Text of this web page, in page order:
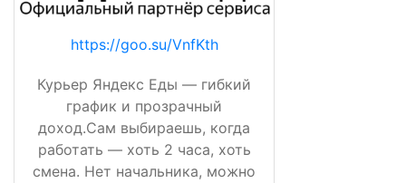
https://goo.su/VnfKth
Курьер Яндекс Еды — гибкий
график и прозрачный
доход.Сам выбираешь, когда
работать — хоть 2 часа, хоть
смена. Нет начальника, можно